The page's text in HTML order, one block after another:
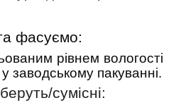
фасуємо:
рівнем вологості
заводському пакуванні.
cумісні: